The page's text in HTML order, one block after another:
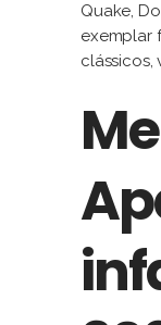
Quake,
exemplar
clássicos,